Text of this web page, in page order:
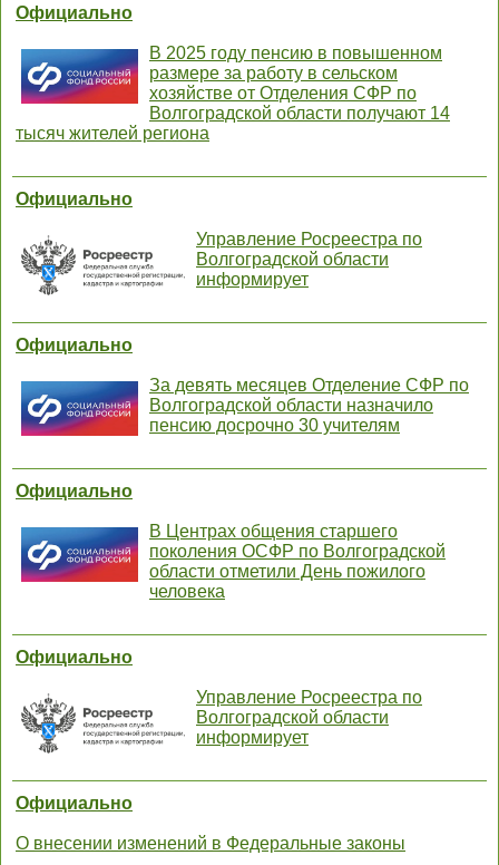
Официально
В 2025 году пенсию в повышенном
размере за работу в сельском
хозяйстве от Отделения СФР по
Волгоградской области получают 14
тысяч жителей региона
Официально
Управление Росреестра по
Волгоградской области
информирует
Официально
За девять месяцев Отделение СФР по
Волгоградской области назначило
пенсию досрочно 30 учителям
Официально
В Центрах общения старшего
поколения ОСФР по Волгоградской
области отметили День пожилого
человека
Официально
Управление Росреестра по
Волгоградской области
информирует
Официально
О внесении изменений в Федеральные законы